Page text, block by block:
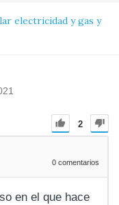
electricidad y gas y
2
0 comentarios
en el que hace